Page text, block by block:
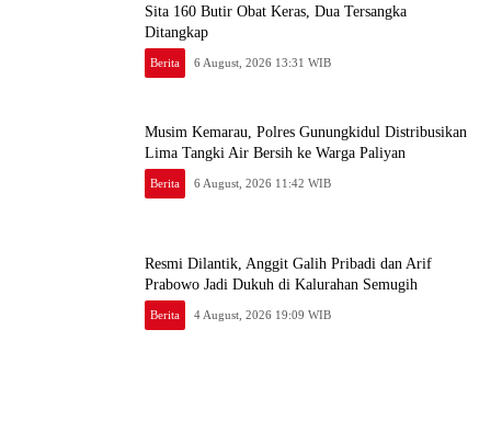
Sita 160 Butir Obat Keras, Dua Tersangka
Ditangkap
Berita 6 August, 2026 13:31 WIB
Musim Kemarau, Polres Gunungkidul Distribusikan
Lima Tangki Air Bersih ke Warga Paliyan
Berita 6 August, 2026 11:42 WIB
Resmi Dilantik, Anggit Galih Pribadi dan Arif
Prabowo Jadi Dukuh di Kalurahan Semugih
Berita 4 August, 2026 19:09 WIB